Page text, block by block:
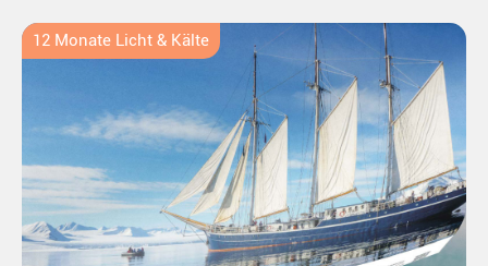
12 Monate Licht & Kälte